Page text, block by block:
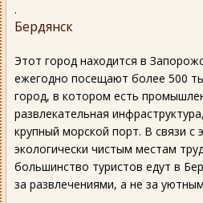
.
Бердянск
Этот город находится в
ежегодно посещают более 500
город, в котором есть
развлекательная
крупный морской порт. В связи с
экологически чистым местам
большинство туристов едут в
за развлечениями, а не за